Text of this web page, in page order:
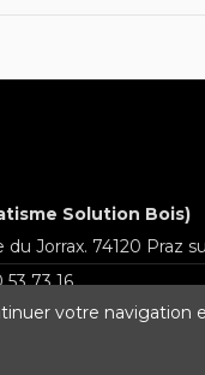
Solution Bois)
Jorrax. 74120 Praz
53 73 16
votre